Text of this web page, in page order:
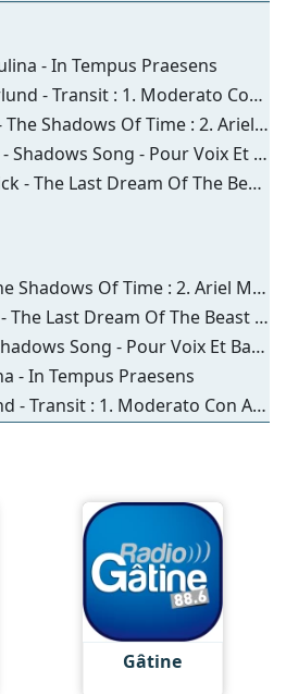
- In Tempus Praesens
- Transit : 1. Moderato Con Anima
Shadows Of Time : 2. Ariel Maléfique
- Pour Voix Et Bande Magnétique Multi-pistes
Amplifiée 2 Violoncelles Sons Générés Par Ordinateur Et Dispositif Électronique En Temps Réel
Of Time : 2. Ariel Maléfique
Amplifiée 2 Violoncelles Sons Générés Par Ordinateur Et Dispositif Électronique En Temps Réel
- Pour Voix Et Bande Magnétique Multi-pistes
- In Tempus Praesens
Transit : 1. Moderato Con Anima
Gâtine